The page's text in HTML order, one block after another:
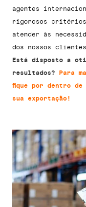
agentes
rigorosos critérios
atender às
dos nossos
Está disposto a
resultados? Para
fique por dentro
sua exportação!